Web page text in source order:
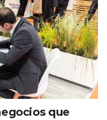
a
tampoco
cantidad de
visión clara y
que